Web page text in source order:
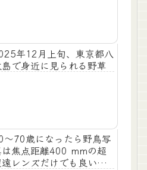
年12月上旬、東京都八
島で身近に見られる野草
～70歳になったら野鳥写
は焦点距離400 mmの超
レンズだけでも良いか